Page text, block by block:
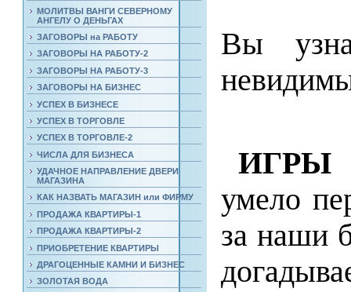
МОЛИТВЫ ВАНГИ СЕВЕРНОМУ
АНГЕЛУ О ДЕНЬГАХ
ЗАГОВОРЫ на РАБОТУ
ЗАГОВОРЫ НА РАБОТУ-2
ЗАГОВОРЫ НА РАБОТУ-3
ЗАГОВОРЫ НА БИЗНЕС
УСПЕХ В БИЗНЕСЕ
УСПЕХ В ТОРГОВЛЕ
УСПЕХ В ТОРГОВЛЕ-2
ЧИСЛА ДЛЯ БИЗНЕСА
УДАЧНОЕ НАПРАВЛЕНИЕ ДВЕРИ
МАГАЗИНА
КАК НАЗВАТЬ МАГАЗИН или ФИРМУ
ПРОДАЖА КВАРТИРЫ-1
ПРОДАЖА КВАРТИРЫ-2
ПРИОБРЕТЕНИЕ КВАРТИРЫ
ДРАГОЦЕННЫЕ КАМНИ И БИЗНЕС
ЗОЛОТАЯ ВОДА
Вы
ИГРЫ
умело
за наши